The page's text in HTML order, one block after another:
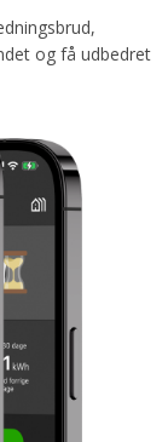
og få udbedret